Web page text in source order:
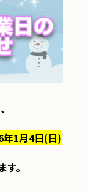
年1月4日(日)
。